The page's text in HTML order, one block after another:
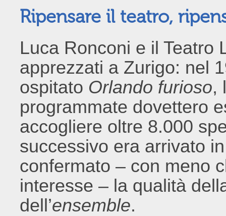
Ripensare il teatro,
Luca Ronconi e il Teatro
apprezzati a Zurigo: nel
ospitato Orlando furioso,
programmate dovettero
accogliere oltre 8.000
successivo era arrivato
confermato – con meno
interesse – la qualità
dell’ensemble.